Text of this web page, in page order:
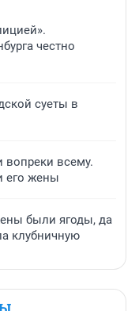
честно
суеты в
вопреки всему.
его жены
были ягоды, да
клубничную